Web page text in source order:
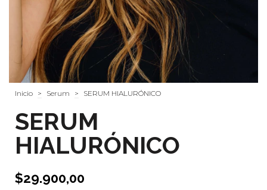
Inicio > Serum > SERUM HIALURÓNICO
SERUM
HIALURÓNICO
$29.900,00